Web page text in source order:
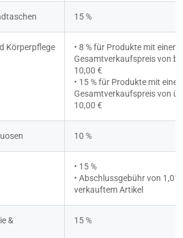
15 %
Körperpflege
• 8 % für Produkte mit einem
Gesamtverkaufspreis von
10,00 €
• 15 % für Produkte mit
Gesamtverkaufspreis von
10,00 €
10 %
• 15 %
• Abschlussgebühr von 1,01
verkauftem Artikel
&
15 %